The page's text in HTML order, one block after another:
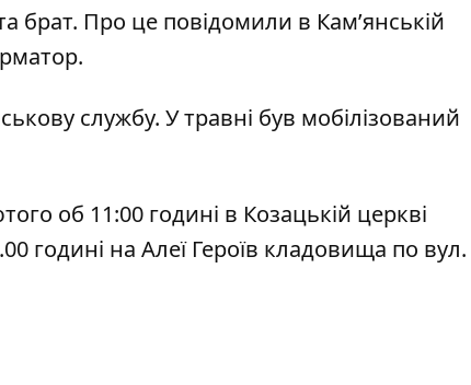
брат. Про це повідомили в Кам’янській
службу. У травні був мобілізований
об 11:00 годині в Козацькій церкві
годині на Алеї Героїв кладовища по вул.